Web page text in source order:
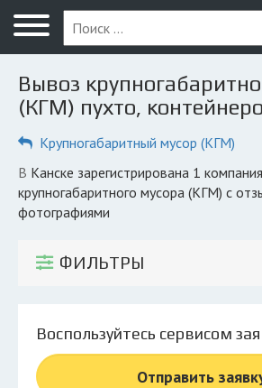
Меню
Главная
Вопрос юристу
Компании
КОМПАНИЯМ
© 2026 Все права защищены
Вывоз
(КГМ) пухто,
Крупногабаритный мусор (КГМ)
в Канске зарегистрирована 1 компания по вывозу
крупногабаритного мусора (КГМ) с
фотографиями
ФИЛЬТРЫ
Воспользуйтесь сервисом
Отправить